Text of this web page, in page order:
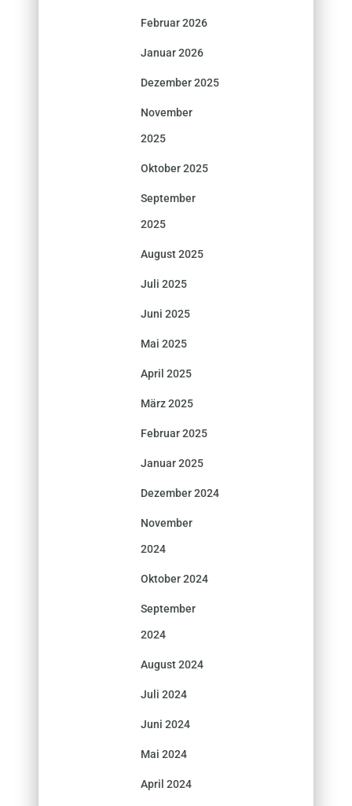
Februar 2026
Januar 2026
Dezember 2025
November
2025
Oktober 2025
September
2025
August 2025
Juli 2025
Juni 2025
Mai 2025
April 2025
März 2025
Februar 2025
Januar 2025
Dezember 2024
November
2024
Oktober 2024
September
2024
August 2024
Juli 2024
Juni 2024
Mai 2024
April 2024